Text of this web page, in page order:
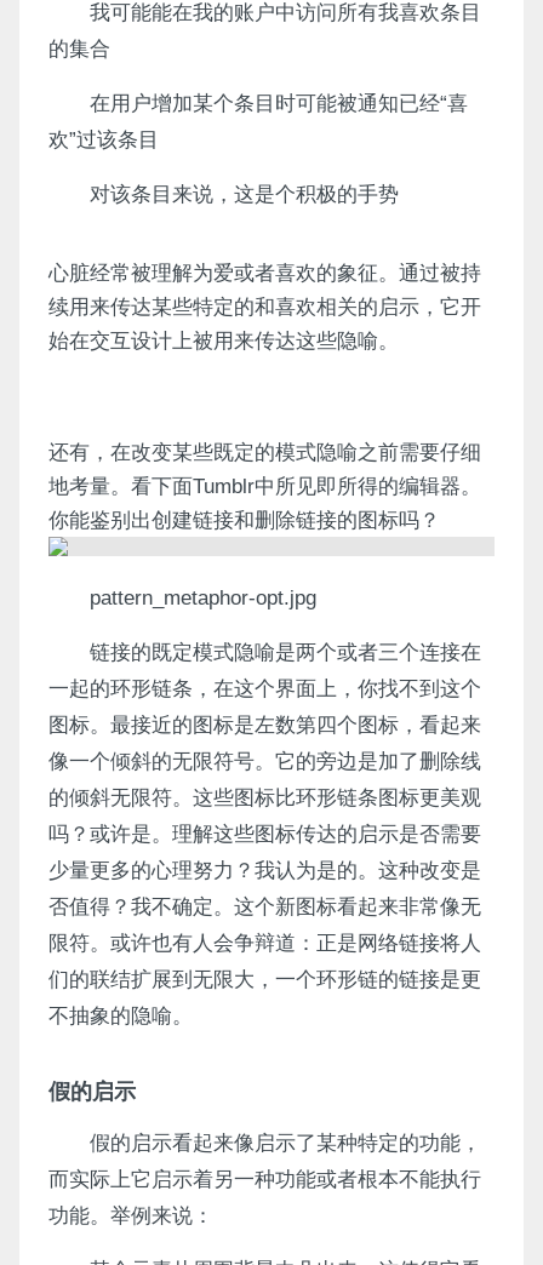
我可能能在我的账户中访问所有我喜欢条目
的集合
在用户增加某个条目时可能被通知已经“喜
欢”过该条目
对该条目来说，这是个积极的手势
心脏经常被理解为爱或者喜欢的象征。通过被持
续用来传达某些特定的和喜欢相关的启示，它开
始在交互设计上被用来传达这些隐喻。
还有，在改变某些既定的模式隐喻之前需要仔细
地考量。看下面Tumblr中所见即所得的编辑器。
你能鉴别出创建链接和删除链接的图标吗？
pattern_metaphor-opt.jpg
链接的既定模式隐喻是两个或者三个连接在
一起的环形链条，在这个界面上，你找不到这个
图标。最接近的图标是左数第四个图标，看起来
像一个倾斜的无限符号。它的旁边是加了删除线
的倾斜无限符。这些图标比环形链条图标更美观
吗？或许是。理解这些图标传达的启示是否需要
少量更多的心理努力？我认为是的。这种改变是
否值得？我不确定。这个新图标看起来非常像无
限符。或许也有人会争辩道：正是网络链接将人
们的联结扩展到无限大，一个环形链的链接是更
不抽象的隐喻。
假的启示
假的启示看起来像启示了某种特定的功能，
而实际上它启示着另一种功能或者根本不能执行
功能。举例来说：